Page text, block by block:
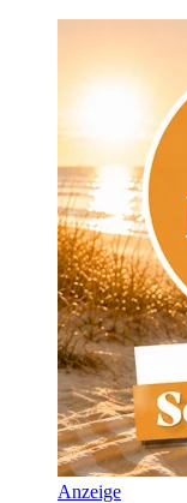
Anzeige